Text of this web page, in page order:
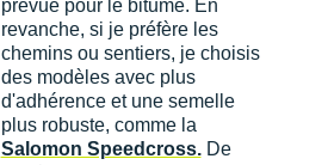
prévue pour le bitume. En
revanche, si je préfère les
chemins ou sentiers, je choisis
des modèles avec plus
d'adhérence et une semelle
plus robuste, comme la
Salomon Speedcross.De